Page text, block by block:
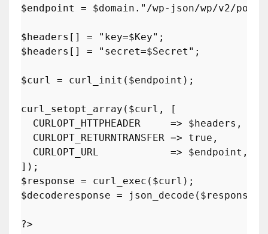
$endpoint
= $domain . "/wp-json/wp/v2/
$headers [] = "key=$Key"
$headers [] = "secret=$Secret " ;
$curl = curl_init ( $endpoint );
curl_setopt_array ( $curl , [
  CURLOPT_HTTPHEADER     =>
$headers ,
  CURLOPT_RETURNTRANSFER =>
true ,
  CURLOPT_URL            =>
$endpoint ,
$response = curl_exec ( $curl
$decoderesponse = json_decode ( $response
?>